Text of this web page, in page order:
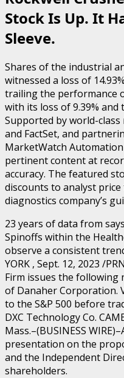
Stock Is Up. It
Sleeve.
Shares of the industrial
witnessed a loss of
trailing the performance
with its loss of 9.39% and
Supported by world-
and FactSet, and
MarketWatch
pertinent content at
accuracy. The featured
discounts to analyst
diagnostics company’s
23 years of data from
Spinoffs within the
observe a consistent
YORK , Sept. 12, 2023 /
Firm issues the following
of Danaher Corporation.
to the S&P 500 before
DXC Technology Co.
Mass.–(BUSINESS
presentation on the
and the Independent
shareholders.